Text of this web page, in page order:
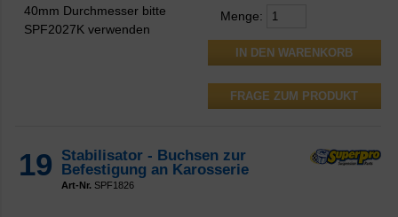
Menge:
FRAGE ZUM PRODUKT
40mm Durchmesser bitte
SPF2027K verwenden
19
Stabilisator - Buchsen zur
Befestigung an Karosserie
Art-Nr. SPF1826